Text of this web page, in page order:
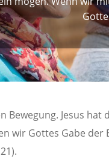
Bewegung. Jesus
wir Gottes Gabe